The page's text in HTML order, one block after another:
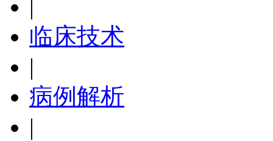
|
临床技术
|
病例解析
|